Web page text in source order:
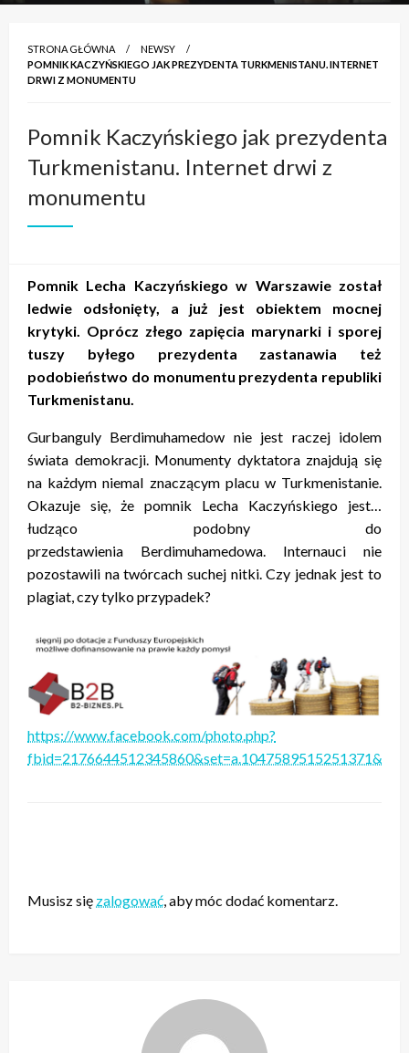
STRONA GŁÓWNA
NEWSY
POMNIK KACZYŃSKIEGO JAK PREZYDENTA TURKMENISTANU. INTERNET
DRWI Z MONUMENTU
Pomnik Kaczyńskiego jak prezydenta
Turkmenistanu. Internet drwi z
monumentu
Pomnik Lecha Kaczyńskiego w Warszawie został
ledwie odsłonięty, a już jest obiektem mocnej
krytyki. Oprócz złego zapięcia marynarki i sporej
tuszy byłego prezydenta zastanawia też
podobieństwo do monumentu prezydenta republiki
Turkmenistanu.
Gurbanguly Berdimuhamedow nie jest raczej idolem
świata demokracji. Monumenty dyktatora znajdują się
na każdym niemal znaczącym placu w Turkmenistanie.
Okazuje się, że pomnik Lecha Kaczyńskiego jest…
łudząco podobny do
przedstawienia Berdimuhamedowa. Internauci nie
pozostawili na twórcach suchej nitki. Czy jednak jest to
plagiat, czy tylko przypadek?
https://www.facebook.com/photo.php?
Musisz się zalogować, aby móc dodać komentarz.